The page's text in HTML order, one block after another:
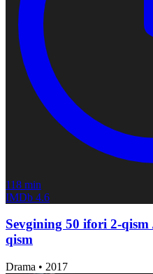
118 min
IMDb 4.6
Sevgining 50 ifori 2-
qism
Drama • 2017